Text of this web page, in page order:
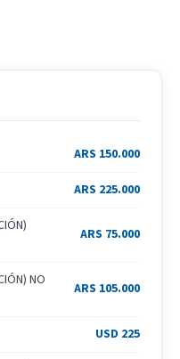
ARS 150.000
ARS 225.000
ARS 75.000
NO
ARS 105.000
USD 225